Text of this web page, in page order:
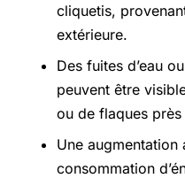
cliquetis,
extérieure.
Des fuites d’eau
peuvent être
ou de flaques près
Une augmentation
consommation